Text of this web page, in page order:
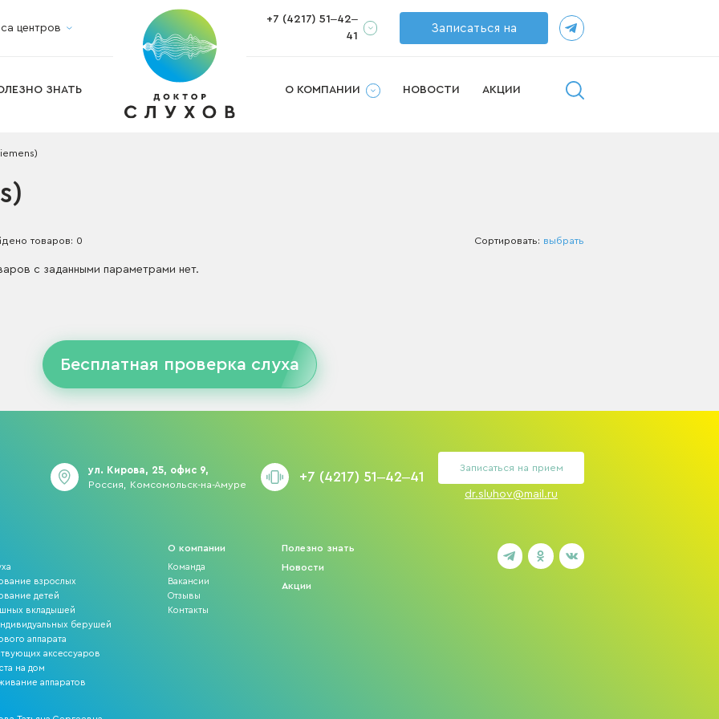
центров
Ремонт и обслуживание слуховых аппаратов
Изготовление ушных вкладышей
Изготовление индивидуальных берушей
Подбор слухового аппарата на дому
ЗНАТЬ
+7 (4217) 51‒42‒
41
Записаться на
О КОМПАНИИ НОВОСТИ АКЦИИ
товаров: 0 Сортировать: выбрать
с заданными параметрами нет.
Бесплатная проверка слуха
ул. Кирова, 25, офис 9,
Россия, Комсомольск-на-Амуре
+7 (4217) 51‒42‒41
Записаться на прием
dr.sluhov@mail.ru
взрослых
детей
вкладышей
берушей
аппарата
аксессуаров
на дом
аппаратов
О компании
Команда
Вакансии
Отзывы
Контакты
Полезно знать
Новости
Акции